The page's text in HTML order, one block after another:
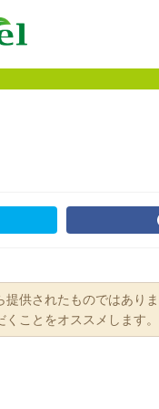
提供されたものではあり
ことをオススメします。